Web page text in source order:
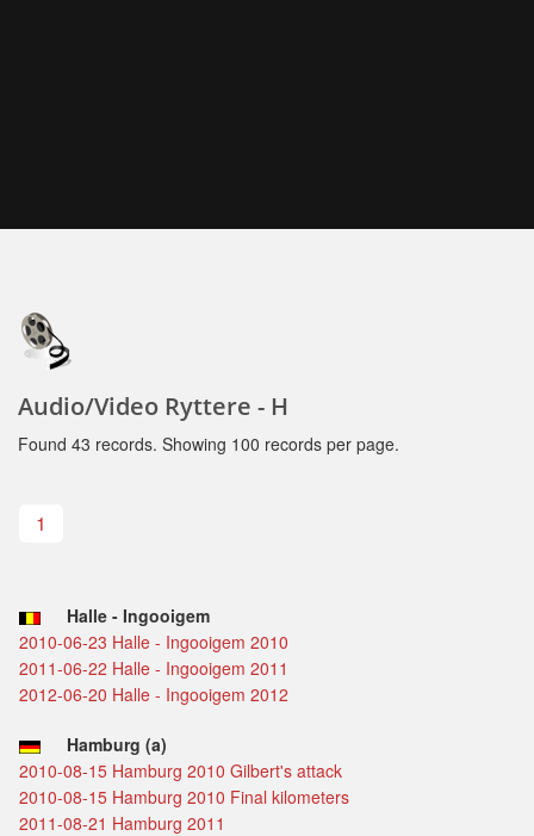
Audio/Video Ryttere - H
Found 43 records. Showing 100 records per page.
1
Halle - Ingooigem
2010-06-23 Halle - Ingooigem 2010
2011-06-22 Halle - Ingooigem 2011
2012-06-20 Halle - Ingooigem 2012
Hamburg (a)
2010-08-15 Hamburg 2010 Gilbert's attack
2010-08-15 Hamburg 2010 Final kilometers
2011-08-21 Hamburg 2011